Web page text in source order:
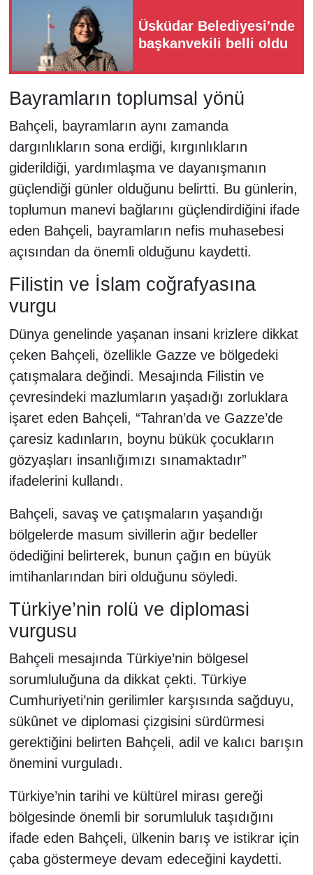
Üsküdar Belediyesi'nde
başkanvekili belli oldu
Bayramların toplumsal yönü
Bahçeli, bayramların aynı zamanda
dargınlıkların sona erdiği, kırgınlıkların
giderildiği, yardımlaşma ve dayanışmanın
güçlendiği günler olduğunu belirtti. Bu günlerin,
toplumun manevi bağlarını güçlendirdiğini ifade
eden Bahçeli, bayramların nefis muhasebesi
açısından da önemli olduğunu kaydetti.
Filistin ve İslam coğrafyasına
vurgu
Dünya genelinde yaşanan insani krizlere dikkat
çeken Bahçeli, özellikle Gazze ve bölgedeki
çatışmalara değindi. Mesajında Filistin ve
çevresindeki mazlumların yaşadığı zorluklara
işaret eden Bahçeli, “Tahran’da ve Gazze’de
çaresiz kadınların, boynu bükük çocukların
gözyaşları insanlığımızı sınamaktadır”
ifadelerini kullandı.
Bahçeli, savaş ve çatışmaların yaşandığı
bölgelerde masum sivillerin ağır bedeller
ödediğini belirterek, bunun çağın en büyük
imtihanlarından biri olduğunu söyledi.
Türkiye’nin rolü ve diplomasi
vurgusu
Bahçeli mesajında Türkiye’nin bölgesel
sorumluluğuna da dikkat çekti. Türkiye
Cumhuriyeti’nin gerilimler karşısında sağduyu,
sükûnet ve diplomasi çizgisini sürdürmesi
gerektiğini belirten Bahçeli, adil ve kalıcı barışın
önemini vurguladı.
Türkiye’nin tarihi ve kültürel mirası gereği
bölgesinde önemli bir sorumluluk taşıdığını
ifade eden Bahçeli, ülkenin barış ve istikrar için
çaba göstermeye devam edeceğini kaydetti.